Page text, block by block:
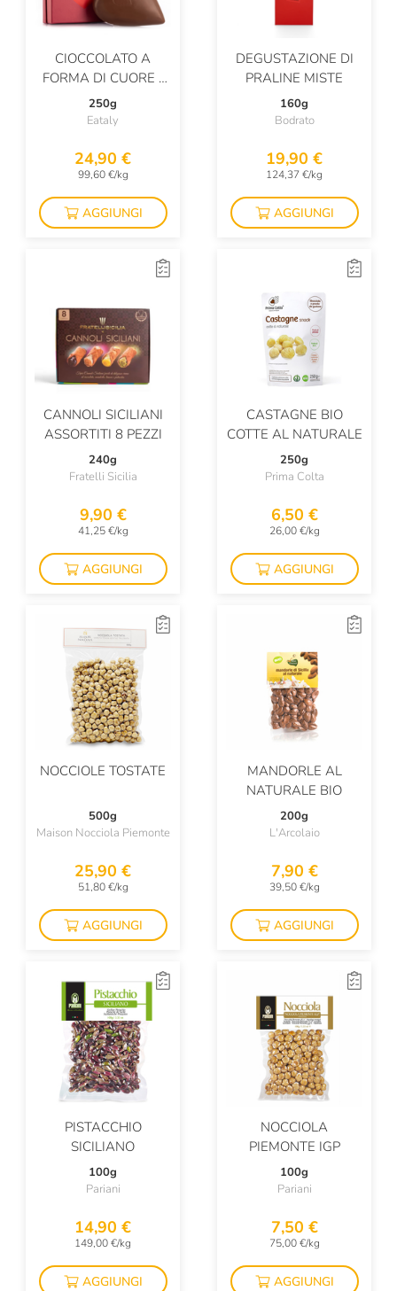
CIOCCOLATO A
FORMA DI CUORE -
AL LATTE
250g
Eataly
24,90 €
99,60 €/kg
AGGIUNGI
DEGUSTAZIONE DI
PRALINE MISTE
160g
Bodrato
19,90 €
124,37 €/kg
AGGIUNGI
CANNOLI SICILIANI
ASSORTITI 8 PEZZI
240g
Fratelli Sicilia
9,90 €
41,25 €/kg
AGGIUNGI
CASTAGNE BIO
COTTE AL NATURALE
250g
Prima Colta
6,50 €
26,00 €/kg
AGGIUNGI
NOCCIOLE TOSTATE
500g
Maison Nocciola Piemonte
25,90 €
51,80 €/kg
AGGIUNGI
MANDORLE AL
NATURALE BIO
200g
L'Arcolaio
7,90 €
39,50 €/kg
AGGIUNGI
PISTACCHIO
SICILIANO
100g
Pariani
14,90 €
149,00 €/kg
AGGIUNGI
NOCCIOLA
PIEMONTE IGP
100g
Pariani
7,50 €
75,00 €/kg
AGGIUNGI